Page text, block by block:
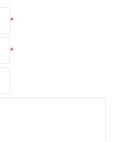
*
*